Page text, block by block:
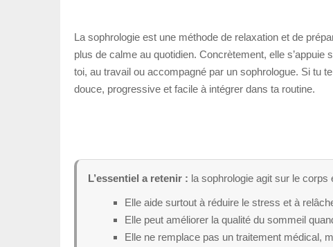
La sophrologie est une méthode de relaxation et de
plus de calme au quotidien. Concrètement, elle
toi, au travail ou accompagné par un sophrologue. Si tu
douce, progressive et facile à intégrer dans ta routine.
L’essentiel a retenir : la sophrologie agit sur le
Elle aide surtout à réduire le stress et à
Elle peut améliorer la qualité du sommeil
Elle ne remplace pas un traitement médical,